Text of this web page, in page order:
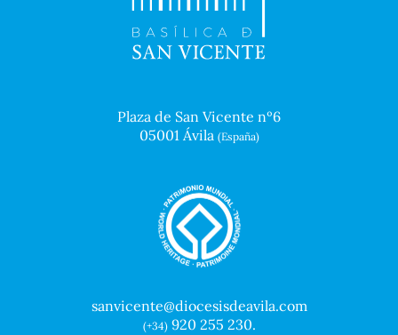
Plaza de San Vicente nº6
05001 Ávila (España)
sanvicente@diocesisdeavila.com
(+34)920 255 230.